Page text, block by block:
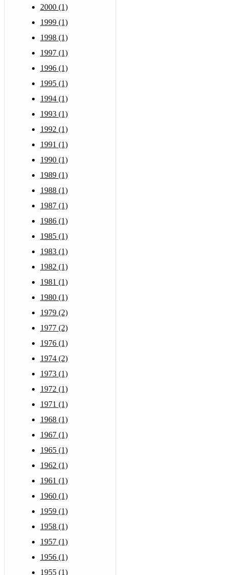
2000 (1)
1999 (1)
1998 (1)
1997 (1)
1996 (1)
1995 (1)
1994 (1)
1993 (1)
1992 (1)
1991 (1)
1990 (1)
1989 (1)
1988 (1)
1987 (1)
1986 (1)
1985 (1)
1983 (1)
1982 (1)
1981 (1)
1980 (1)
1979 (2)
1977 (2)
1976 (1)
1974 (2)
1973 (1)
1972 (1)
1971 (1)
1968 (1)
1967 (1)
1965 (1)
1962 (1)
1961 (1)
1960 (1)
1959 (1)
1958 (1)
1957 (1)
1956 (1)
1955 (1)